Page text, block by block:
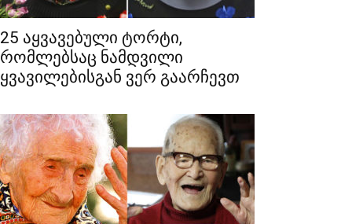
25 აყვავებული ტორტი,
რომლებსაც ნამდვილი
ყვავილებისგან ვერ გაარჩევთ